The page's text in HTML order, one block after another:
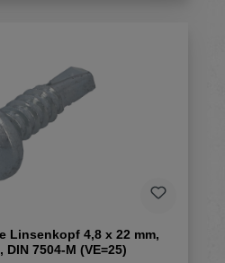
Linsenkopf 4,8 x 22 mm,
DIN 7504-M (VE=25)